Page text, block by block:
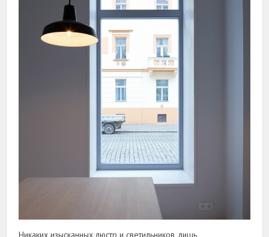
Никаких изысканных люстр и светильников, лишь